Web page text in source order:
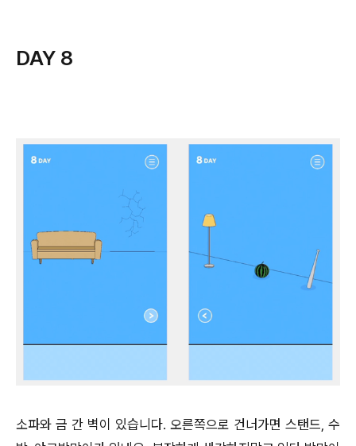
DAY 8
소파와 금 간 벽이 있습니다. 오른쪽으로 건너가면 스탠드, 수